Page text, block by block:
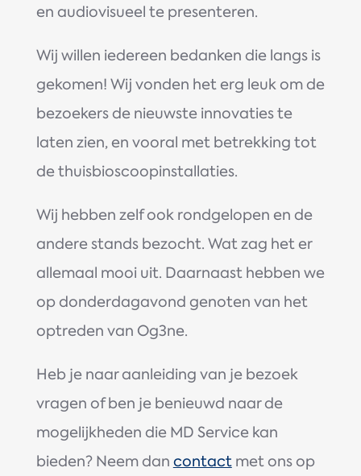
en audiovisueel te presenteren.
Wij willen iedereen bedanken die langs is
gekomen! Wij vonden het erg leuk om de
bezoekers de nieuwste innovaties te
laten zien, en vooral met betrekking tot
de thuisbioscoopinstallaties.
Wij hebben zelf ook rondgelopen en de
andere stands bezocht. Wat zag het er
allemaal mooi uit. Daarnaast hebben we
op donderdagavond genoten van het
optreden van Og3ne.
Heb je naar aanleiding van je bezoek
vragen of ben je benieuwd naar de
mogelijkheden die MD Service kan
bieden? Neem dan contactmet ons op